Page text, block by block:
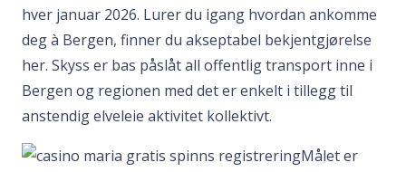
hver januar 2026. Lurer du igang hvordan ankomme
deg à Bergen, finner du akseptabel bekjentgjørelse
her. Skyss er bas påslåt all offentlig transport inne i
Bergen og regionen med det er enkelt i tillegg til
anstendig elveleie aktivitet kollektivt.
Målet er